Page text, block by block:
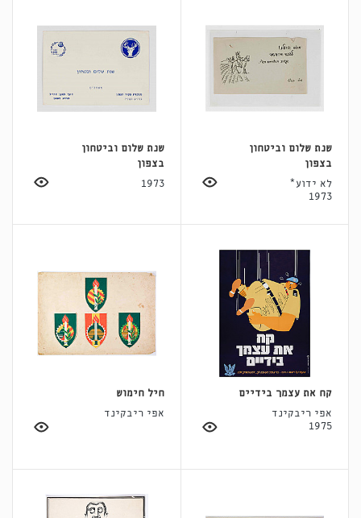
שנת שלום וביטחון
בצפון
לא ידוע*
1973
שנת שלום וביטחון
בצפון
1973
קח את עצמך בידיים
אפי ריבקינד
1975
חיל חימוש
אפי ריבקינד